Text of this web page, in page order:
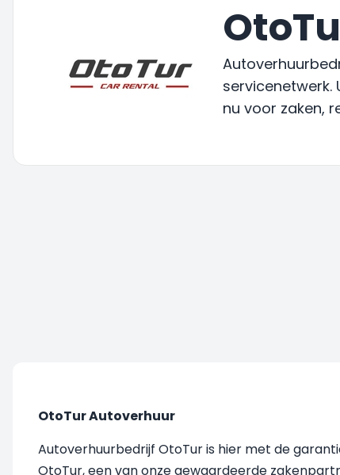
servicenetwerk.
nu voor zaken,
OtoTur Autoverhuur
Autoverhuurbedrijf OtoTur is hier met de
OtoTur, een van onze gewaardeerde